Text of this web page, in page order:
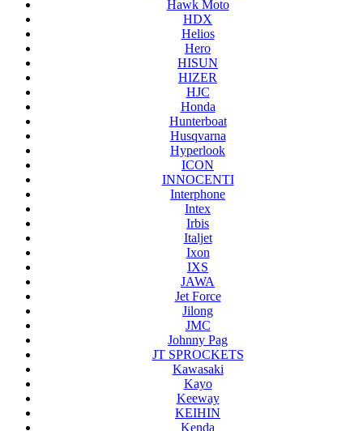
Hawk Moto
HDX
Helios
Hero
HISUN
HIZER
HJC
Honda
Hunterboat
Husqvarna
Hyperlook
ICON
INNOCENTI
Interphone
Intex
Irbis
Italjet
Ixon
IXS
JAWA
Jet Force
Jilong
JMC
Johnny Pag
JT SPROCKETS
Kawasaki
Kayo
Keeway
KEIHIN
Kenda